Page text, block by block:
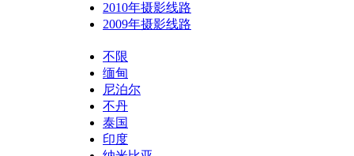
2010年摄影线路
2009年摄影线路
不限
缅甸
尼泊尔
不丹
泰国
印度